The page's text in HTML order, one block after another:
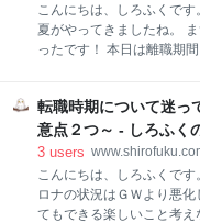
こんにちは、しろふくで
夏がやってきましたね。
ったです！ 本日は離職期
（2020）の場合 ３．アル
ない １．一般的な離職期
中にした方が有利と言われ
ても在職中に転職先を見つ
す。 その場合、履歴書に
ですが、3カ月以内なら全
転職時期について迷
意点２つ～ - しろふく
3 users
こんにちは、しろふくで
ロナの状況はＧＷより悪
てもできる楽しいこと考